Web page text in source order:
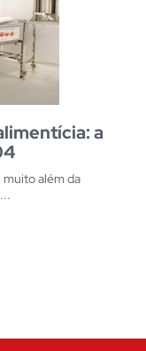
a
muito além da